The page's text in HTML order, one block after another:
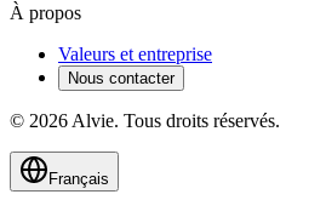
À propos
Valeurs et entreprise
Nous contacter
© 2026 Alvie. Tous droits réservés.
Français